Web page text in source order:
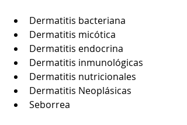
Dermatitis bacteriana
Dermatitis micótica
Dermatitis endocrina
Dermatitis inmunológicas
Dermatitis nutricionales
Dermatitis Neoplásicas
Seborrea